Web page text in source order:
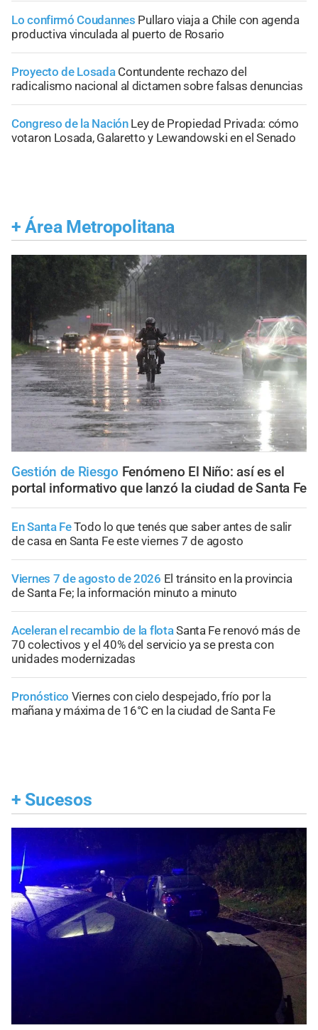
Lo confirmó Coudannes Pullaro viaja a Chile con agenda
productiva vinculada al puerto de Rosario
Proyecto de Losada Contundente rechazo del
radicalismo nacional al dictamen sobre falsas denuncias
Congreso de la Nación Ley de Propiedad Privada: cómo
votaron Losada, Galaretto y Lewandowski en el Senado
+ Área Metropolitana
Gestión de Riesgo Fenómeno El Niño: así es el
portal informativo que lanzó la ciudad de Santa Fe
En Santa FeTodo lo que tenés que saber antes de salir
de casa en Santa Fe este viernes 7 de agosto
Viernes 7 de agosto de 2026 El tránsito en la provincia
de Santa Fe; la información minuto a minuto
Aceleran el recambio de la flotaSanta Fe renovó más de
70 colectivos y el 40% del servicio ya se presta con
unidades modernizadas
Pronóstico Viernes con cielo despejado, frío por la
mañana y máxima de 16°C en la ciudad de Santa Fe
+ Sucesos